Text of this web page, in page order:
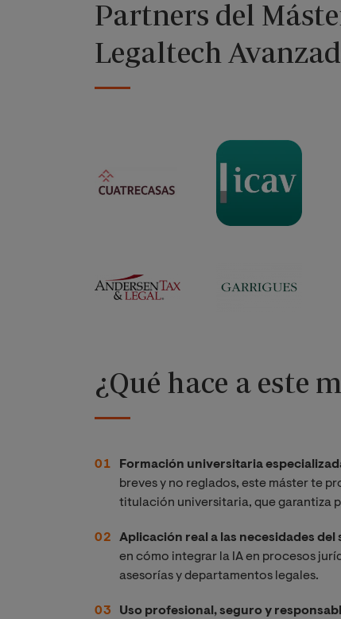
Partners del
Legaltech
¿Qué hace a este
Formación universitaria
breves y no reglados, este máster te
titulación universitaria, que garantiza
Aplicación real a las necesidades
en cómo integrar la IA en procesos
asesorías y departamentos legales.
Uso profesional, seguro y